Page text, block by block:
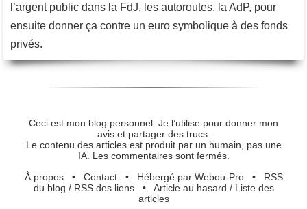
l’argent public dans la FdJ, les autoroutes, la AdP, pour
ensuite donner ça contre un euro symbolique à des fonds
privés.
Ceci est mon blog personnel. Je l’utilise pour donner mon
avis et partager des trucs.
Le contenu des articles est produit par un humain, pas une
IA. Les commentaires sont fermés.
À propos• Contact• Hébergé par Webou-Pro• RSS
du blog / RSS des liens• Article au hasard / Liste des
articles